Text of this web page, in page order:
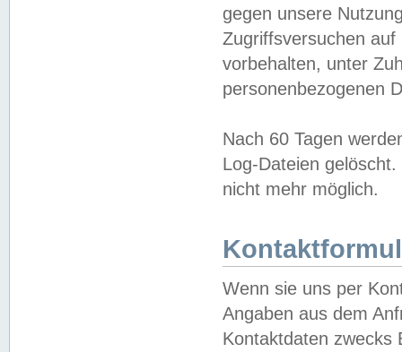
gegen unsere
Zugriffsversuchen
vorbehalten, unter
personenbezogenen
Nach 60 Tagen
Log-Dateien
nicht mehr möglich.
Wenn sie uns per
Angaben aus dem
Kontaktdaten zwecks